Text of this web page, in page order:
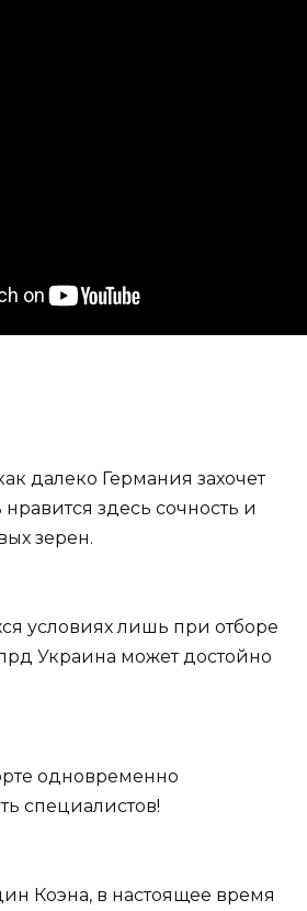
далеко Германия захочет
здесь сочность и
зерен.
условиях лишь при отборе
Украина может достойно
одновременно
специалистов!
Коэна, в настоящее время